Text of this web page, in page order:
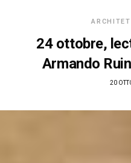
24 ottobre,
Armando
20